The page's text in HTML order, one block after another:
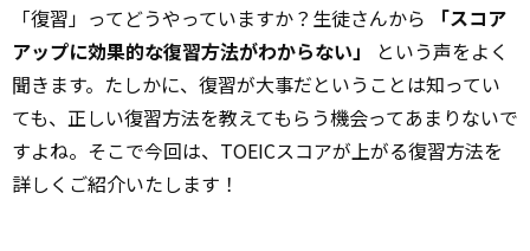
「復習」ってどうやっていますか？生徒さんから
「スコア
アップに効果的な復習方法がわからない」
という声をよく
聞きます。たしかに、復習が大事だということは知ってい
ても、正しい復習方法を教えてもらう機会ってあまりないで
すよね。そこで今回は、TOEICスコアが上がる復習方法を
詳しくご紹介いたします！